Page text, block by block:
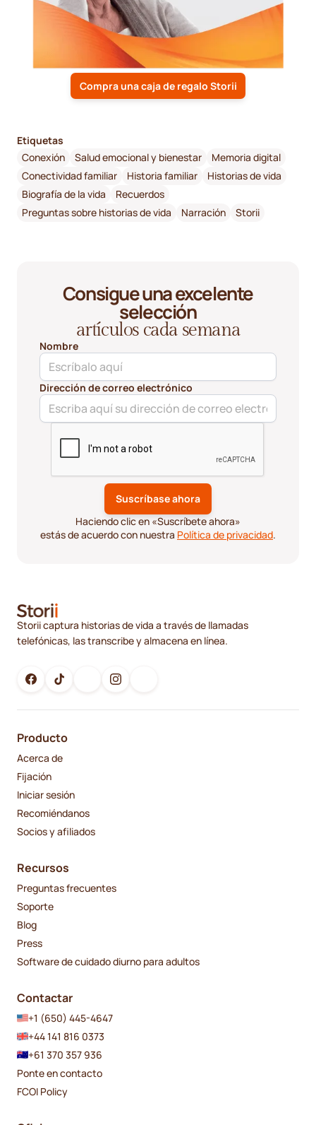
Compra una caja de regalo Storii
Etiquetas
Conexión
Salud emocional y bienestar
Memoria digital
Conectividad familiar
Historia familiar
Historias de vida
Biografía de la vida
Recuerdos
Preguntas sobre historias de vida
Narración Storii
Consigue una excelente
selección
artículos cada semana
Nombre
Dirección de correo electrónico
Haciendo clic en «Suscríbete ahora»
estás de acuerdo con nuestra Política de privacidad.
Storii captura historias de vida a través de llamadas
telefónicas, las transcribe y almacena en línea.
Producto
Acerca de
Fijación
Iniciar sesión
Recomiéndanos
Socios y afiliados
Recursos
Preguntas frecuentes
Soporte
Blog
Press
Software de cuidado diurno para adultos
Contactar
+1 (650) 445-4647
+44 141 816 0373
+61 370 357 936
Ponte en contacto
FCOI Policy